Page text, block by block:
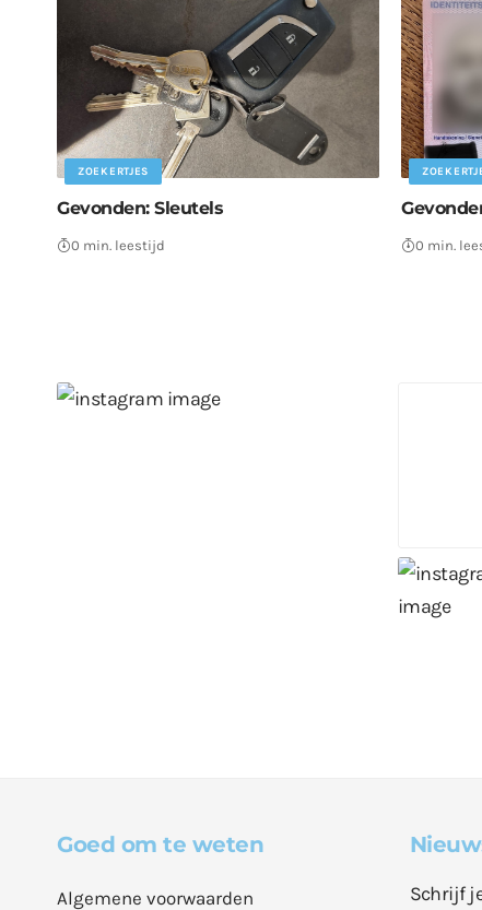
ZOEKERTJES
Gevonden: Sleutels
0 min. leestijd 0 min.
Goed om te weten
Algemene voorwaarden
Schrijf